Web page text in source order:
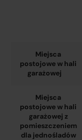
Miejsca
postojowe w hali
garażowej
Miejsca
postojowe w hali
garażowej z
pomieszczeniem
dla jednośladów